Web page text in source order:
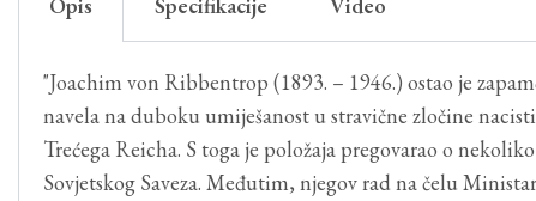
Opis Specifikacije Video
"Joachim von Ribbentrop (1893. – 1946.) ostao je
navela na duboku umiješanost u stravične zločine
Trećega Reicha. S toga je položaja pregovarao o
Sovjetskog Saveza. Međutim, njegov rad na čelu